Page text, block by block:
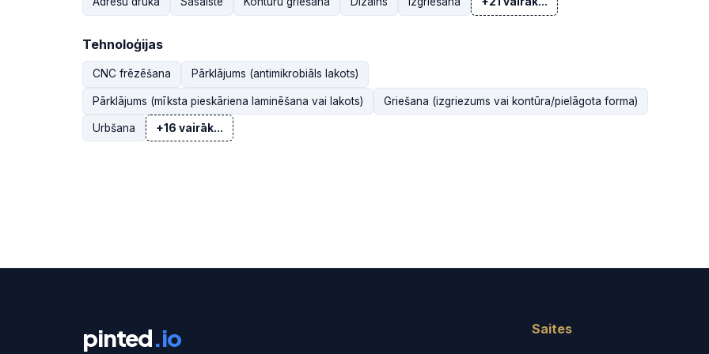
Tehnoloģijas
CNC frēzēšana Pārklājums (antimikrobiāls lakots)
Pārklājums (mīksta pieskāriena laminēšana vai lakots) Griešana (izgriezums vai kontūra/pielāgota forma)
Urbšana +16 vairāk...
pinted.io Saites